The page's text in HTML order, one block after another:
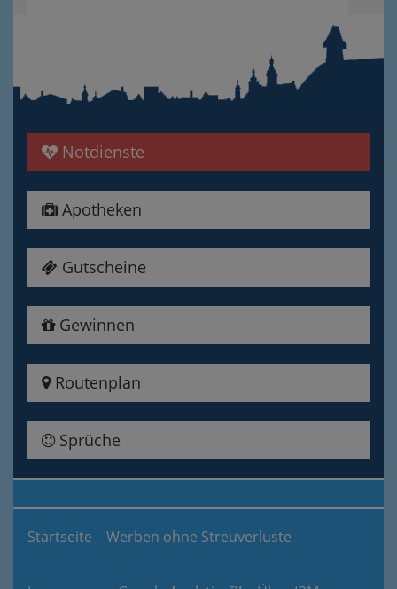
Notdienste
Apotheken
Gutscheine
Gewinnen
Routenplan
Sprüche
Startseite Werben ohne Streuverluste